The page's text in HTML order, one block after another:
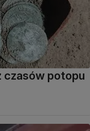
czasów potopu